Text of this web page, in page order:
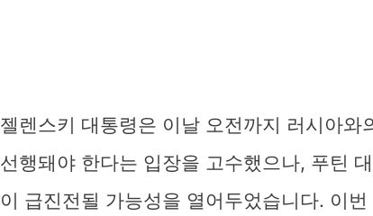
젤렌스키 대통령은 이날 오전까지 러시아와
선행돼야 한다는 입장을 고수했으나, 푸틴
이 급진전될 가능성을 열어두었습니다. 이